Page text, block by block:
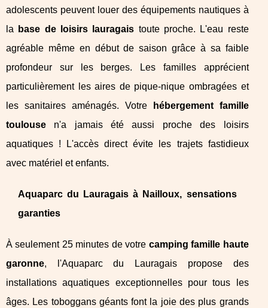
adolescents peuvent louer des équipements nautiques à
la
base de loisirs lauragais toute proche. L'eau reste
agréable même en début de saison grâce à sa faible
profondeur sur les berges. Les familles apprécient
particulièrement les aires de pique-nique ombragées et
les sanitaires aménagés. Votre
hébergement famille
toulouse n'a jamais été aussi proche des loisirs
aquatiques ! L'accès direct évite les trajets fastidieux
avec matériel et enfants.
Aquaparc du Lauragais à Nailloux, sensations
garanties
À seulement 25 minutes de votre camping famille haute
garonne, l'Aquaparc du Lauragais propose des
installations aquatiques exceptionnelles pour tous les
âges. Les toboggans géants font la joie des plus grands